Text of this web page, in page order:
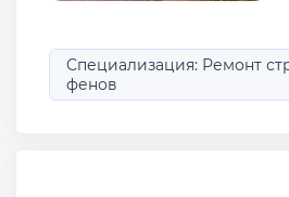
Специализация: Ремонт
фенов